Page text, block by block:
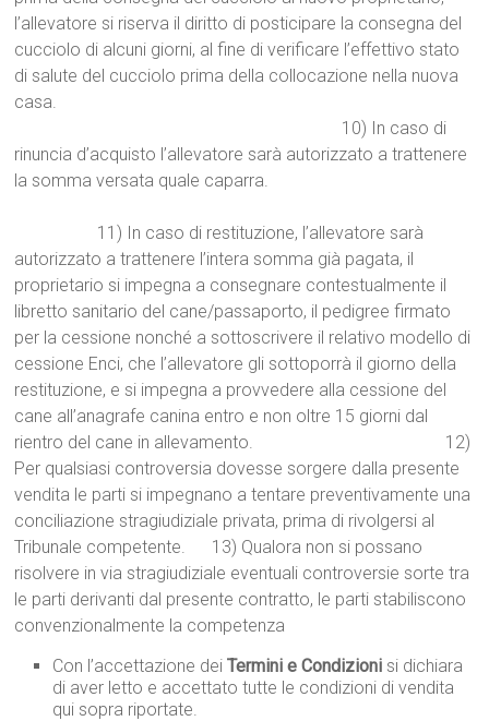
l’allevatore si riserva il diritto di posticipare la consegna del
cucciolo di alcuni giorni, al fine di verificare l’effettivo stato
di salute del cucciolo prima della collocazione nella nuova
casa.
10) In caso di
rinuncia d’acquisto l’allevatore sarà autorizzato a trattenere
la somma versata quale caparra.
11) In caso di restituzione, l’allevatore sarà
autorizzato a trattenere l’intera somma già pagata, il
proprietario si impegna a consegnare contestualmente il
libretto sanitario del cane/passaporto, il pedigree firmato
per la cessione nonché a sottoscrivere il relativo modello di
cessione Enci, che l’allevatore gli sottoporrà il giorno della
restituzione, e si impegna a provvedere alla cessione del
cane all’anagrafe canina entro e non oltre 15 giorni dal
rientro del cane in allevamento. 12)
Per qualsiasi controversia dovesse sorgere dalla presente
vendita le parti si impegnano a tentare preventivamente una
conciliazione stragiudiziale privata, prima di rivolgersi al
Tribunale competente. 13) Qualora non si possano
risolvere in via stragiudiziale eventuali controversie sorte tra
le parti derivanti dal presente contratto, le parti stabiliscono
convenzionalmente la competenza
Con l’accettazione dei Termini e Condizioni si dichiara
di aver letto e accettato tutte le condizioni di vendita
qui sopra riportate.